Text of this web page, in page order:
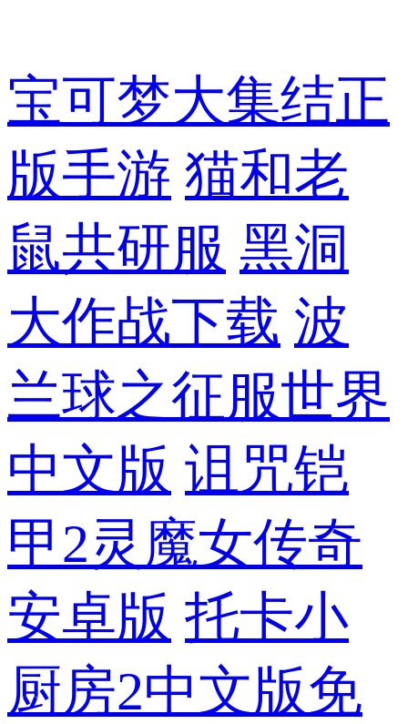
宝可梦大集结正
版手游 猫和老
鼠共研服 黑洞
大作战下载 波
兰球之征服世界
中文版 诅咒铠
甲2灵魔女传奇
安卓版 托卡小
厨房2中文版免